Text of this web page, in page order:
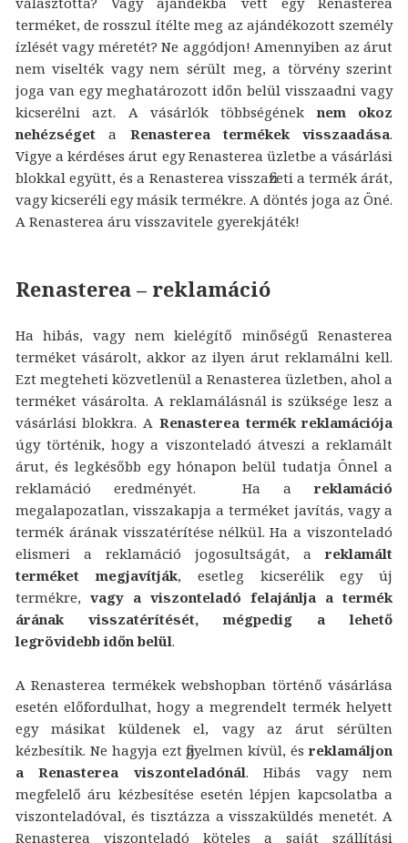
terméket, de rosszul ítélte meg az ajándékozott személy
ízlését vagy méretét? Ne aggódjon! Amennyiben az árut
nem viselték vagy nem sérült meg, a törvény szerint
joga van egy meghatározott időn belül visszaadni vagy
kicserélni azt. A vásárlók többségéneknem okoz
nehézségeta Renasterea termékek visszaadása.
Vigye a kérdéses árut egy Renasterea üzletbe a vásárlási
blokkal együtt, és a Renasterea visszafizeti a termék árát,
vagy kicseréli egy másik termékre. A döntés joga az Öné.
A Renasterea áru visszavitele gyerekjáték!
Renasterea – reklamáció
Ha hibás, vagy nem kielégítő minőségű Renasterea
terméket vásárolt, akkor az ilyen árut reklamálni kell.
Ezt megteheti közvetlenül a Renasterea üzletben, ahol a
terméket vásárolta. A reklamálásnál is szüksége lesz a
vásárlási blokkra. A Renasterea termék reklamációja
úgy történik, hogy a viszonteladó átveszi a reklamált
árut, és legkésőbb egy hónapon belül tudatja Önnel a
reklamáció eredményét. Ha areklamáció
megalapozatlan, visszakapja a terméket javítás, vagy a
termék árának visszatérítése nélkül. Ha a viszonteladó
elismeri a reklamáció jogosultságát, areklamált
terméket megjavítják, esetleg kicserélik egy új
termékre, vagy a viszonteladó felajánlja a termék
árának visszatérítését, mégpedig a lehető
legrövidebb időn belül.
A Renasterea termékek webshopban történő vásárlása
esetén előfordulhat, hogy a megrendelt termék helyett
egy másikat küldenek el, vagy az árut sérülten
kézbesítik. Ne hagyja ezt figyelmen kívül, ésreklamáljon
a Renasterea viszonteladónál. Hibás vagy nem
megfelelő áru kézbesítése esetén lépjen kapcsolatba a
viszonteladóval, és tisztázza a visszaküldés menetét. A
Renasterea viszonteladó köteles a saját szállítási